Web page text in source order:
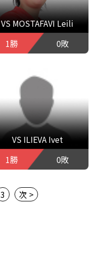
VS MOSTAFAVI Leili
1勝
0敗
VS ILIEVA Ivet
1勝
0敗
3 次 >